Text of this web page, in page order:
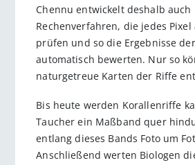
Chennu entwickelt deshalb auch
Rechenverfahren, die jedes
prüfen und so die Ergebnisse
automatisch bewerten. Nur so
naturgetreue Karten der Riffe
Bis heute werden Korallenriffe
Taucher ein Maßband quer
entlang dieses Bands Foto um
Anschließend werten Biologen